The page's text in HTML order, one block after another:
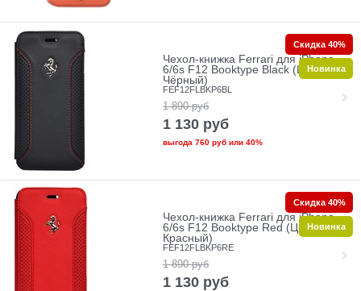
Чехол-книжка Ferrari для iPhone
6/6s F12 Booktype Black (Цвет:
Чёрный)
FEF12FLBKP6BL
1 890 руб
1 130 руб
выгода 760 рубили 40%
Скидка 40%
Новинка
Чехол-книжка Ferrari для iPhone
6/6s F12 Booktype Red (Цвет:
Красный)
FEF12FLBKP6RE
1 890 руб
1 130 руб
Скидка 40%
Новинка